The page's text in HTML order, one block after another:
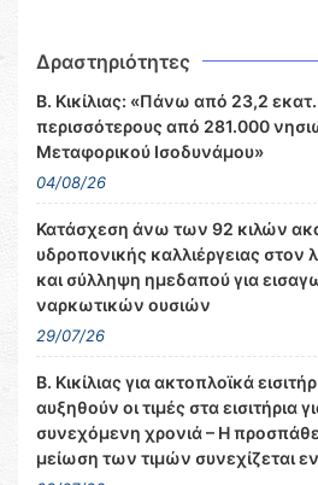
Δραστηριότητες
Β. Κικίλιας: «Πάνω από 23,2
περισσότερους από 281.000
Μεταφορικού Ισοδυνάμου»
04/08/26
Κατάσχεση άνω των 92 κιλών
υδροπονικής καλλιέργειας στον
και σύλληψη ημεδαπού για
ναρκωτικών ουσιών
29/07/26
Β. Κικίλιας για ακτοπλοϊκά
αυξηθούν οι τιμές στα εισιτήρια
συνεχόμενη χρονιά – Η
μείωση των τιμών συνεχίζεται